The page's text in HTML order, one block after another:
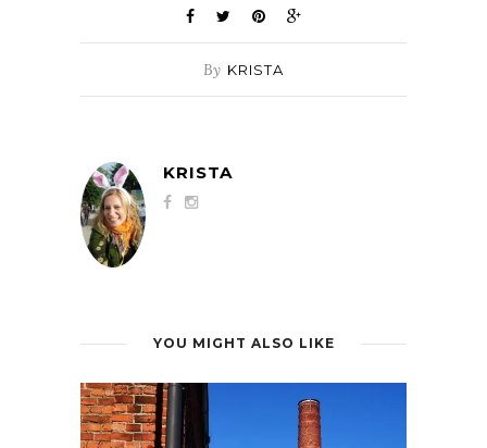
By KRISTA
KRISTA
YOU MIGHT ALSO LIKE